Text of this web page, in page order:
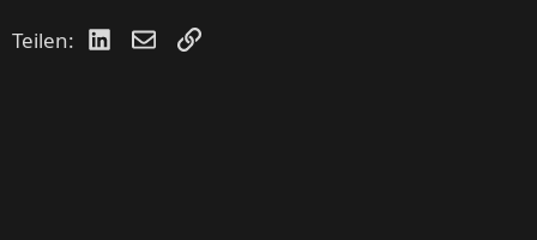
Teilen: LinkedIn
E-MailLink